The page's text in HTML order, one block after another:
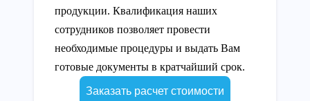
продукции. Квалификация наших
сотрудников позволяет провести
необходимые процедуры и выдать Вам
готовые документы в кратчайший срок.
Заказать расчет стоимости